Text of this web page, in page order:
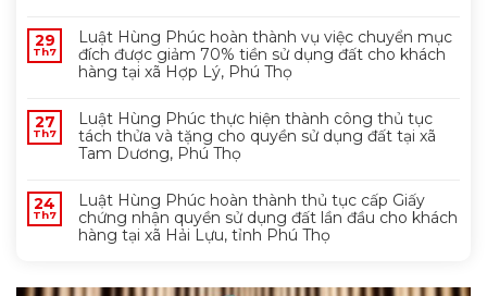
29
Th7
Luật Hùng Phúc hoàn thành vụ việc chuyển mục
đích được giảm 70% tiền sử dụng đất cho khách
hàng tại xã Hợp Lý, Phú Thọ
27
Th7
Luật Hùng Phúc thực hiện thành công thủ tục
tách thửa và tặng cho quyền sử dụng đất tại xã
Tam Dương, Phú Thọ
24
Th7
Luật Hùng Phúc hoàn thành thủ tục cấp Giấy
chứng nhận quyền sử dụng đất lần đầu cho khách
hàng tại xã Hải Lựu, tỉnh Phú Thọ